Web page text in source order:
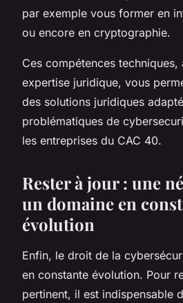
par exemple vous former en
ou encore en cryptographie.
Ces compétences
expertise juridique, vous
des solutions juridiques
problématiques de
les entreprises du CAC 40.
Rester à jour : une
un domaine en
évolution
Enfin, le droit de la
en constante évolution. Pour
pertinent, il est indispensable